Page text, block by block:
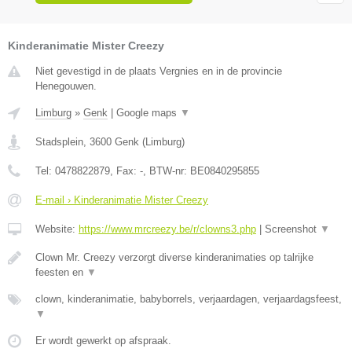
Kinderanimatie Mister Creezy
Niet gevestigd in de plaats Vergnies en in de provincie
Henegouwen.
Limburg » Genk Google maps ▼
Stadsplein, 3600 Genk (Limburg)
Tel: 0478822879, Fax: -, BTW-nr: BE0840295855
E-mail › Kinderanimatie Mister Creezy
Website: https://www.mrcreezy.be/r/clowns3.php Screenshot ▼
Clown Mr. Creezy verzorgt diverse kinderanimaties op talrijke
feesten en ▼
clown, kinderanimatie, babyborrels, verjaardagen, verjaardagsfeest,
▼
Er wordt gewerkt op afspraak.